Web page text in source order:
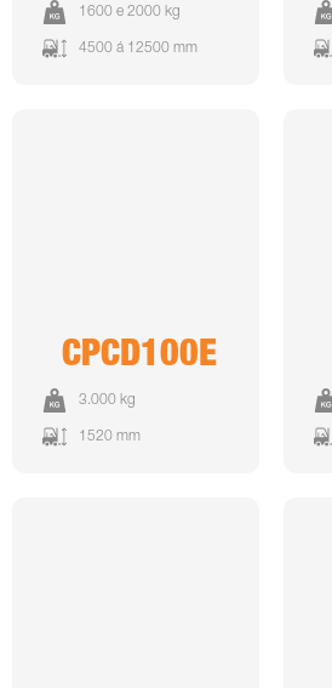
1600 e 2000 kg
4500 á 12500 mm
CPCD100E
3.000 kg
1520 mm